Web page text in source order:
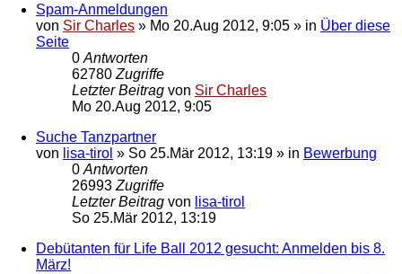
Spam-Anmeldungen
von Sir Charles » Mo 20.Aug 2012, 9:05 » in Über diese
Seite
0 Antworten
62780 Zugriffe
Letzter Beitrag von Sir Charles
Mo 20.Aug 2012, 9:05
Suche Tanzpartner
von lisa-tirol » So 25.Mär 2012, 13:19 » in Bewerbung
0 Antworten
26993 Zugriffe
Letzter Beitrag von lisa-tirol
So 25.Mär 2012, 13:19
Debütanten für Life Ball 2012 gesucht: Anmelden bis 8.
März!